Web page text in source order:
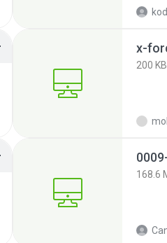
x-
200 KB
168.6